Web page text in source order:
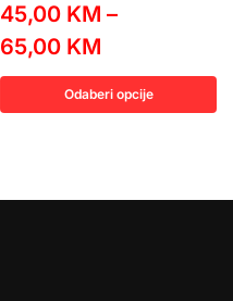
45,00 KM –
65,00 KM
Odaberi opcije